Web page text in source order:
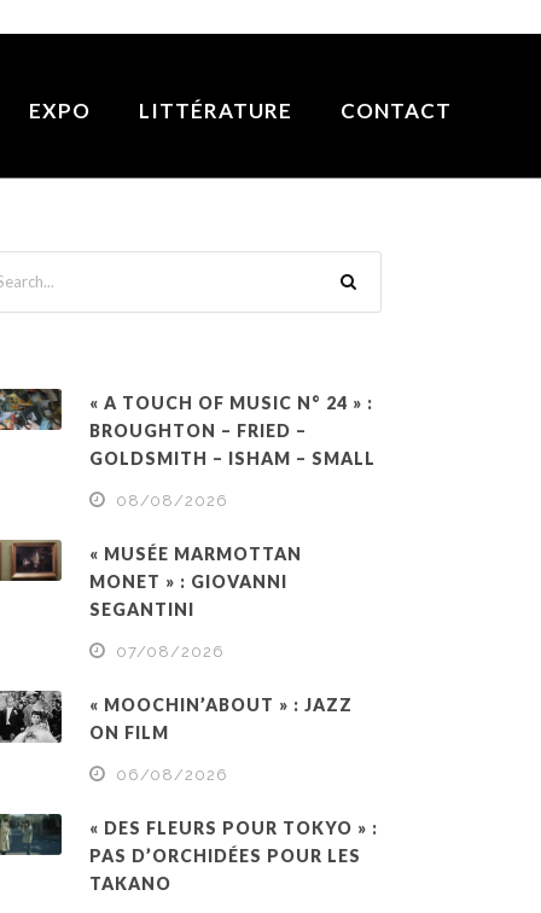
EXPO LITTÉRATURE CONTACT
« A TOUCH OF MUSIC N° 24 » :
BROUGHTON – FRIED –
GOLDSMITH – ISHAM – SMALL
08/08/2026
« MUSÉE MARMOTTAN
MONET » : GIOVANNI
SEGANTINI
07/08/2026
« MOOCHIN’ABOUT » : JAZZ
ON FILM
06/08/2026
« DES FLEURS POUR TOKYO » :
PAS D’ORCHIDÉES POUR LES
TAKANO